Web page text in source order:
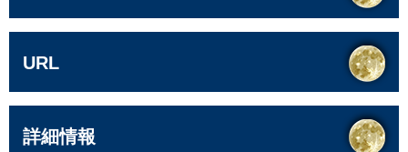
URL
詳細情報